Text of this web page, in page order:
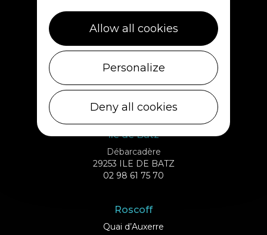
29430 PLOUESCAT
02 98 69 62 18
Ile de Batz
Débarcadère
29253 ILE DE BATZ
02 98 61 75 70
Roscoff
Quai d’Auxerre
Allow all cookies
Personalize
Deny all cookies